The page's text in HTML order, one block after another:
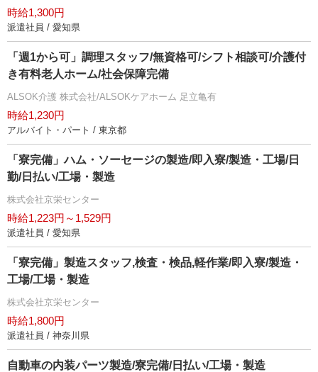
時給1,300円
派遣社員 / 愛知県
「週1から可」調理スタッフ/無資格可/シフト相談可/介護付
き有料老人ホーム/社会保障完備
ALSOK介護 株式会社/ALSOKケアホーム 足立亀有
時給1,230円
アルバイト・パート / 東京都
「寮完備」ハム・ソーセージの製造/即入寮/製造・工場/日
勤/日払い/工場・製造
株式会社京栄センター
時給1,223円～1,529円
派遣社員 / 愛知県
「寮完備」製造スタッフ,検査・検品,軽作業/即入寮/製造・
工場/工場・製造
株式会社京栄センター
時給1,800円
派遣社員 / 神奈川県
自動車の内装パーツ製造/寮完備/日払い/工場・製造